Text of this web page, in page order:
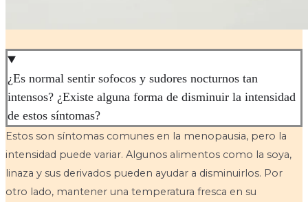
¿Es normal sentir sofocos y sudores nocturnos tan
intensos? ¿Existe alguna forma de disminuir la intensidad
de estos síntomas?
Estos son síntomas comunes en la menopausia, pero la
intensidad puede variar. Algunos alimentos como la soya,
linaza y sus derivados pueden ayudar a disminuirlos. Por
otro lado, mantener una temperatura fresca en su